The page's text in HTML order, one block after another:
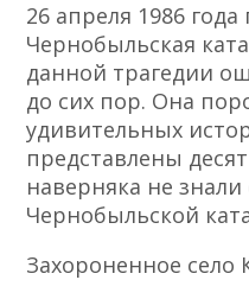
26 апреля 1986
Чернобыльская
данной трагедии
до сих пор. Она
удивительных
представлены
наверняка не знали
Чернобыльской
Захороненное село